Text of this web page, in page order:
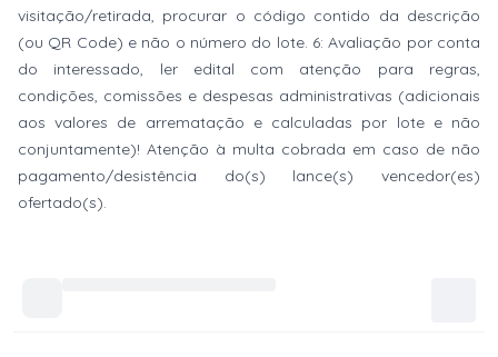
visitação/retirada, procurar o código contido da descrição
(ou QR Code) e não o número do lote. 6: Avaliação por conta
do interessado, ler edital com atenção para regras,
condições, comissões e despesas administrativas (adicionais
aos valores de arrematação e calculadas por lote e não
conjuntamente)! Atenção à multa cobrada em caso de não
pagamento/desistência do(s) lance(s) vencedor(es)
ofertado(s).